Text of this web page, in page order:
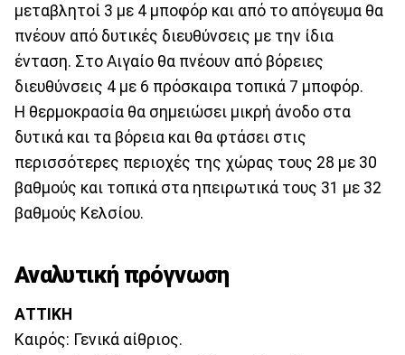
μεταβλητοί 3 με 4 μποφόρ και από το απόγευμα θα
πνέουν από δυτικές διευθύνσεις με την ίδια
ένταση. Στο Αιγαίο θα πνέουν από βόρειες
διευθύνσεις 4 με 6 πρόσκαιρα τοπικά 7 μποφόρ.
Η θερμοκρασία θα σημειώσει μικρή άνοδο στα
δυτικά και τα βόρεια και θα φτάσει στις
περισσότερες περιοχές της χώρας τους 28 με 30
βαθμούς και τοπικά στα ηπειρωτικά τους 31 με 32
βαθμούς Κελσίου.
Αναλυτική πρόγνωση
ΑΤΤΙΚΗ
Καιρός: Γενικά αίθριος.